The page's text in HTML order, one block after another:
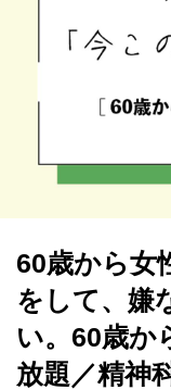
60歳から女
をして、嫌
い。60歳か
放題／精神